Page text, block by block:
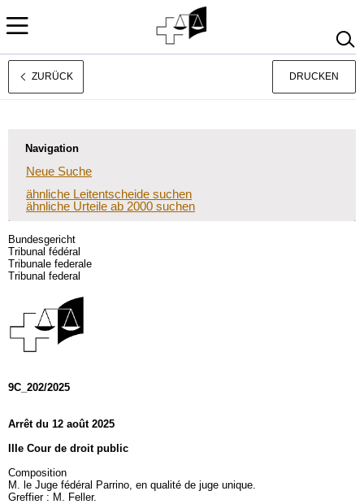
Rechtsprechung
ZURÜCK DRUCKEN
Navigation
Neue Suche
ähnliche Leitentscheide suchen
ähnliche Urteile ab 2000 suchen
Bundesgericht
Tribunal fédéral
Tribunale federale
Tribunal federal
9C_202/2025
Arrêt du 12 août 2025
IIIe Cour de droit public
Composition
M. le Juge fédéral Parrino, en qualité de juge unique.
Greffier : M. Feller.